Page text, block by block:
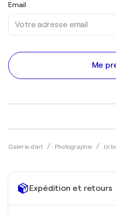
Galerie d'art Photographie
Email
Me
Expédition et retours